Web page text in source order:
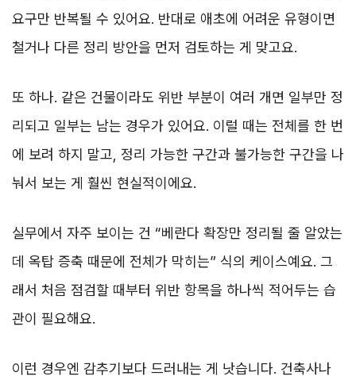
요구만 반복될 수 있어요. 반대로 애초에 어려운 유형이면
철거나 다른 정리 방안을 먼저 검토하는 게 맞고요.
또 하나. 같은 건물이라도 위반 부분이 여러 개면 일부만 정
리되고 일부는 남는 경우가 있어요. 이럴 때는 전체를 한 번
에 보려 하지 말고, 정리 가능한 구간과 불가능한 구간을 나
눠서 보는 게 훨씬 현실적이에요.
실무에서 자주 보이는 건 “베란다 확장만 정리될 줄 알았는
데 옥탑 증축 때문에 전체가 막히는” 식의 케이스예요. 그
래서 처음 점검할 때부터 위반 항목을 하나씩 적어두는 습
관이 필요해요.
이런 경우엔 감추기보다 드러내는 게 낫습니다. 건축사나